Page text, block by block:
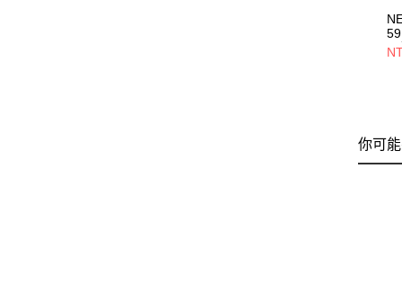
你可